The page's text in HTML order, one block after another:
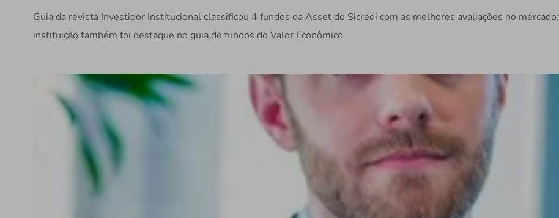
Guia da revista Investidor Institucional classificou 4 fundos da Asset do Sicredi com as melhores avaliações no mercado;
instituição também foi destaque no guia de fundos do Valor Econômico